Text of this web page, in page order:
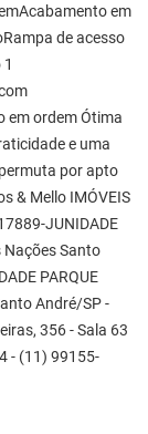
em
de acesso
em ordem Ótima
e uma
por apto
& Mello IMÓVEIS
JUNIDADE
Nações Santo
PARQUE
André/SP -
356 - Sala 63
- (11) 99155-